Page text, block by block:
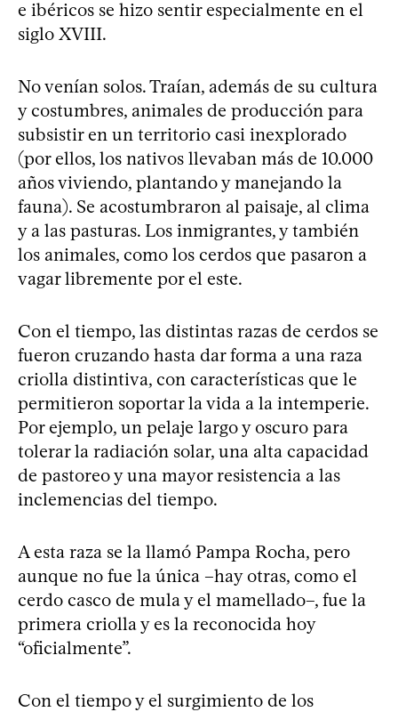
e ibéricos se hizo sentir especialmente en el
siglo XVIII.
No venían solos. Traían, además de su cultura
y costumbres, animales de producción para
subsistir en un territorio casi inexplorado
(por ellos, los nativos llevaban más de 10.000
años viviendo, plantando y manejando la
fauna). Se acostumbraron al paisaje, al clima
y a las pasturas. Los inmigrantes, y también
los animales, como los cerdos que pasaron a
vagar libremente por el este.
Con el tiempo, las distintas razas de cerdos se
fueron cruzando hasta dar forma a una raza
criolla distintiva, con características que le
permitieron soportar la vida a la intemperie.
Por ejemplo, un pelaje largo y oscuro para
tolerar la radiación solar, una alta capacidad
de pastoreo y una mayor resistencia a las
inclemencias del tiempo.
A esta raza se la llamó Pampa Rocha, pero
aunque no fue la única –hay otras, como el
cerdo casco de mula y el mamellado–, fue la
primera criolla y es la reconocida hoy
“oficialmente”.
Con el tiempo y el surgimiento de los